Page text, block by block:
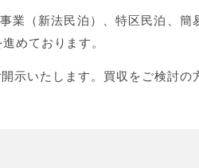
業（新法民泊）、特区民泊、簡
めております。
示いたします。買収をご検討の